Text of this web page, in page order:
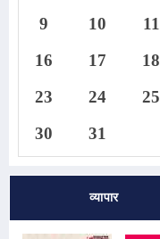
9
10 11
16
17 18
23
24 25
30
31
व्यापार